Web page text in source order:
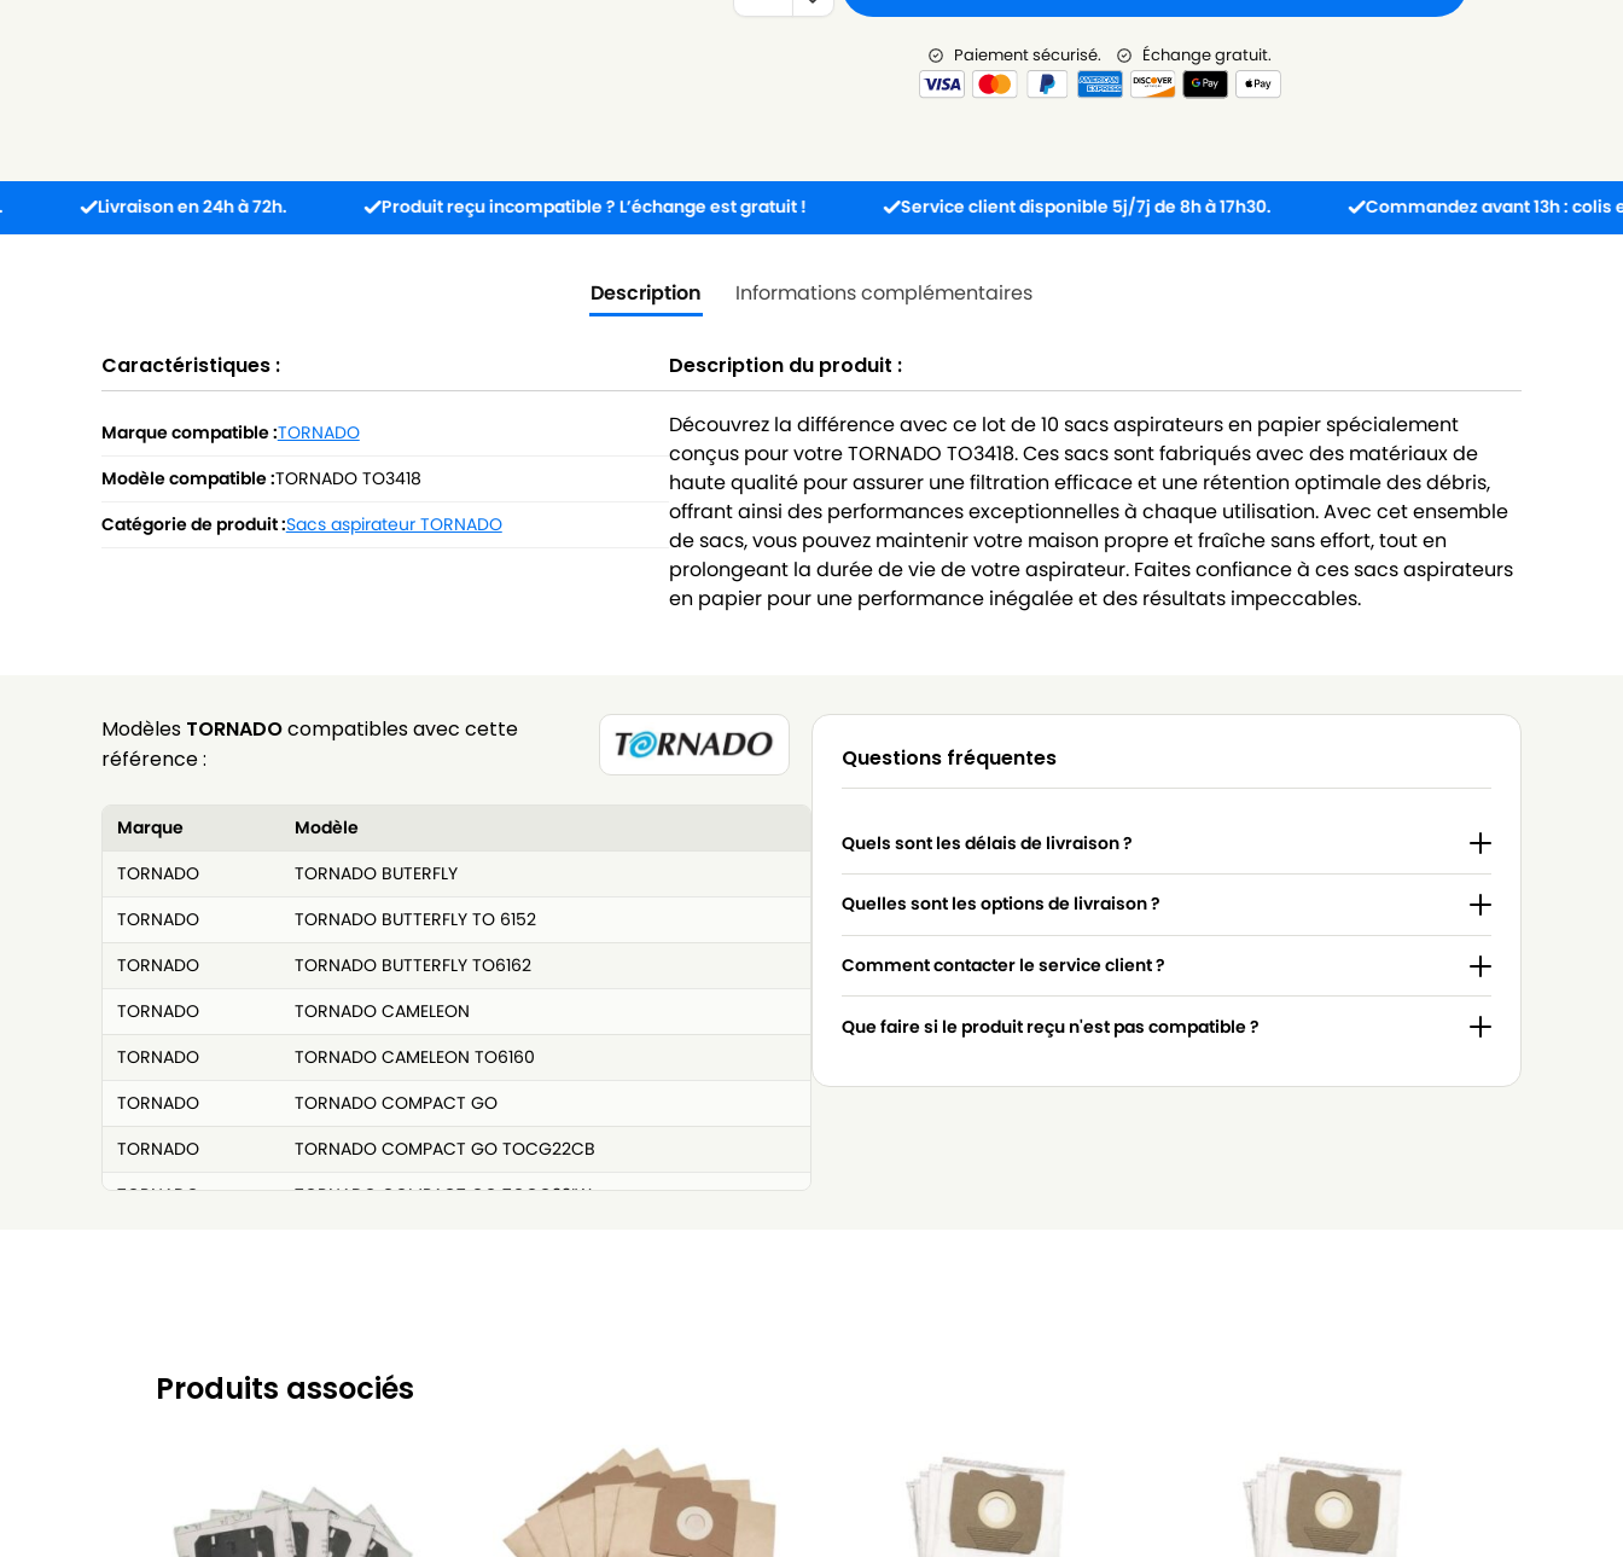
Paiement sécurisé. Échange gratuit.
Livraison en 24h à 72h. Produit reçu incompatible ? L’échange est gratuit ! Service client disponible 5j/7j de 8h à 17h30. Commandez avant 13h : colis expédié
Description Informations complémentaires
Caractéristiques :
Marque compatible :TORNADO
Modèle compatible :TORNADO TO3418
Catégorie de produit :Sacs aspirateur TORNADO
Description du produit :
Découvrez la différence avec ce lot de 10 sacs aspirateurs en papier spécialement
conçus pour votre TORNADO TO3418. Ces sacs sont fabriqués avec des matériaux de
haute qualité pour assurer une filtration efficace et une rétention optimale des débris,
offrant ainsi des performances exceptionnelles à chaque utilisation. Avec cet ensemble
de sacs, vous pouvez maintenir votre maison propre et fraîche sans effort, tout en
prolongeant la durée de vie de votre aspirateur. Faites confiance à ces sacs aspirateurs
en papier pour une performance inégalée et des résultats impeccables.
Modèles TORNADOcompatibles avec cette
référence :
Marque
Modèle
TORNADO
TORNADO BUTERFLY
TORNADO
TORNADO BUTTERFLY TO 6152
TORNADO
TORNADO BUTTERFLY TO6162
TORNADO
TORNADO CAMELEON
TORNADO
TORNADO CAMELEON TO6160
TORNADO
TORNADO COMPACT GO
TORNADO
TORNADO COMPACT GO TOCG22CB
TORNADO
TORNADO COMPACT GO TOCG22IW
TORNADO
TORNADO TO 6140 à TO 6162
Questions fréquentes
Quels sont les délais de livraison ?
Quelles sont les options de livraison ?
Comment contacter le service client ?
Que faire si le produit reçu n'est pas compatible ?
Produits associés